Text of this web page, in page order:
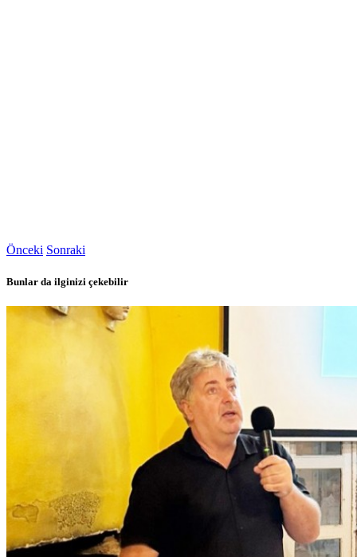
Önceki Sonraki
Bunlar da ilginizi çekebilir